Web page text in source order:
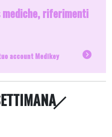
mediche, riferimenti
account Medikey